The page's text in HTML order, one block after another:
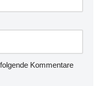
Kommentare